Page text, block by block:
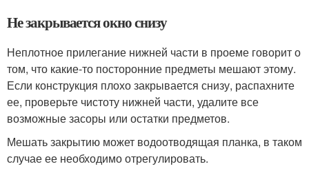
Не закрывается окно снизу
Неплотное прилегание нижней части в проеме говорит о
том, что какие-то посторонние предметы мешают этому.
Если конструкция плохо закрывается снизу, распахните
ее, проверьте чистоту нижней части, удалите все
возможные засоры или остатки предметов.
Мешать закрытию может водоотводящая планка, в таком
случае ее необходимо отрегулировать.